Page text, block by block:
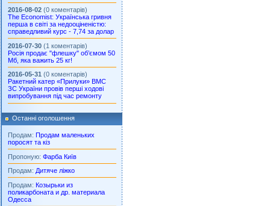
2016-08-02 (0 коментарів)
The Economist: Українська гривня
перша в світі за недооціненістю:
справедливий курс - 7,74 за долар
2016-07-30 (1 коментарів)
Росія продає "флешку" об’ємом 50
Мб, яка важить 25 кг!
2016-05-31 (0 коментарів)
Ракетний катер «Прилуки» ВМС
ЗС України провів перші ходові
випробування під час ремонту
Останні оголошення
Продам: Продам маленьких
поросят та кіз
Пропоную: Фарба Київ
Продам: Дитяче ліжко
Продам: Козырьки из
поликарбоната и др. материала
Одесса